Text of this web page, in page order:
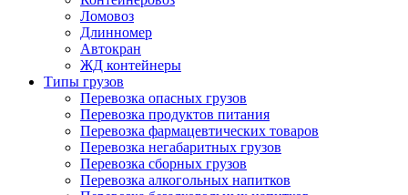
Ломовоз
Длинномер
Автокран
ЖД контейнеры
Типы грузов
Перевозка опасных грузов
Перевозка продуктов питания
Перевозка фармацевтических товаров
Перевозка негабаритных грузов
Перевозка сборных грузов
Перевозка алкогольных напитков